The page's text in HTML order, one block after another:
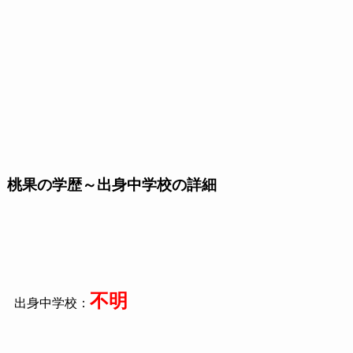
桃果の学歴～出身中学校の詳細
出身中学校： 不明